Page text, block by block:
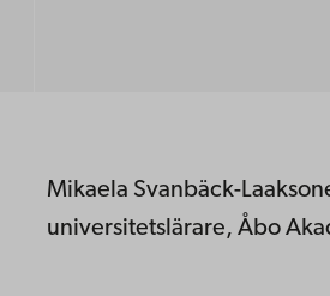
Mikaela Svanbäck-
universitetslärare, Åbo